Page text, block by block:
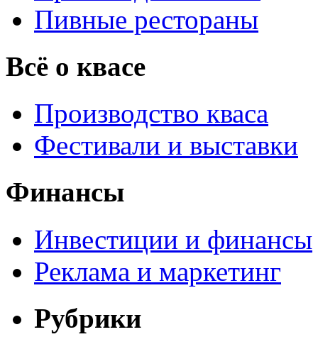
Пивные рестораны
Всё о квасе
Производство кваса
Фестивали и выставки
Финансы
Инвестиции и финансы
Реклама и маркетинг
Рубрики